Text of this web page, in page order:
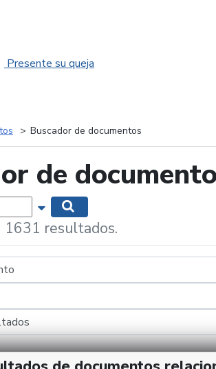
Presente su queja
Buscador de documentos
de
Mostrar opciones de búsqueda
resultados.